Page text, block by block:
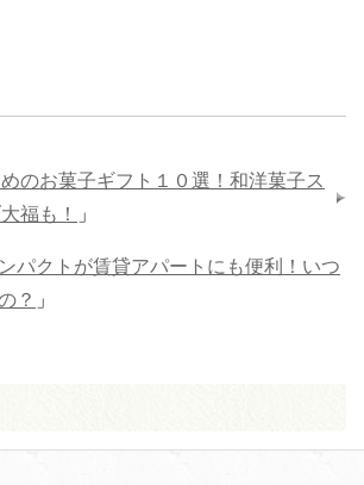
のお菓子ギフト１０選！和洋菓子ス
福も！
」
パクトが賃貸アパートにも便利！いつ
？ 」